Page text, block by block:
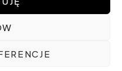
Duonet